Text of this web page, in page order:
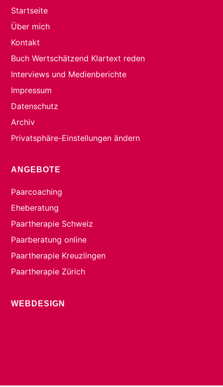
Startseite
Über mich
Kontakt
Buch Wertschätzend Klartext reden
Interviews und Medienberichte
Impressum
Datenschutz
Archiv
Privatsphäre-Einstellungen ändern
ANGEBOTE
Paarcoaching
Eheberatung
Paartherapie Schweiz
Paarberatung online
Paartherapie Kreuzlingen
Paartherapie Zürich
WEBDESIGN